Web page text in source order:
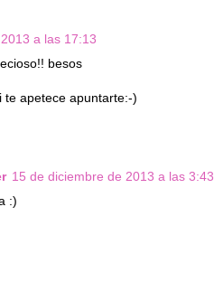
a las 17:13
besos
te apetece apuntarte:-)
15 de diciembre de 2013 a las 3:43
:)